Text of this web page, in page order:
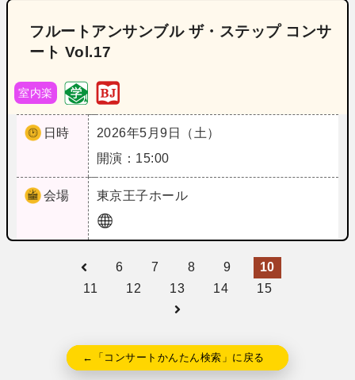
フルートアンサンブル ザ・ステップ コンサ
ート Vol.17
室内楽
日時
2026年5月9日（土）
開演：15:00
会場 東京王子ホール
6 7 8 9
10
11
12 13 14 15
←「コンサートかんたん検索」に戻る